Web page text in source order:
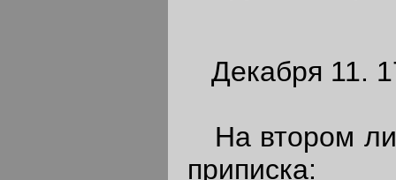
Декабря 11.
На втором
приписка: